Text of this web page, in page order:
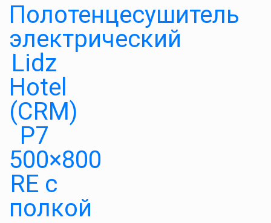
Полотенцесушитель
электрический
Lidz
Hotel
(CRM)
P7
500×800
RE с
полкой